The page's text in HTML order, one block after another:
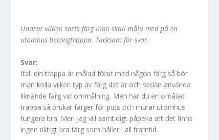
Undrar vilken sorts färg man skall måla med på en
utomhus betongtrappa. Tacksam för svar.
Svar:
Ifall din trappa är målad förut med någon färg så bör
man kolla vilken typ av färg det är och sedan använda
liknande färg vid ommålning. Men har du en omålad
trappa så brukar färger för puts och murar utomhus
fungera bra. Men jag vill samtidigt påpeka att det finns
ingen riktigt bra färg som håller i all framtid.